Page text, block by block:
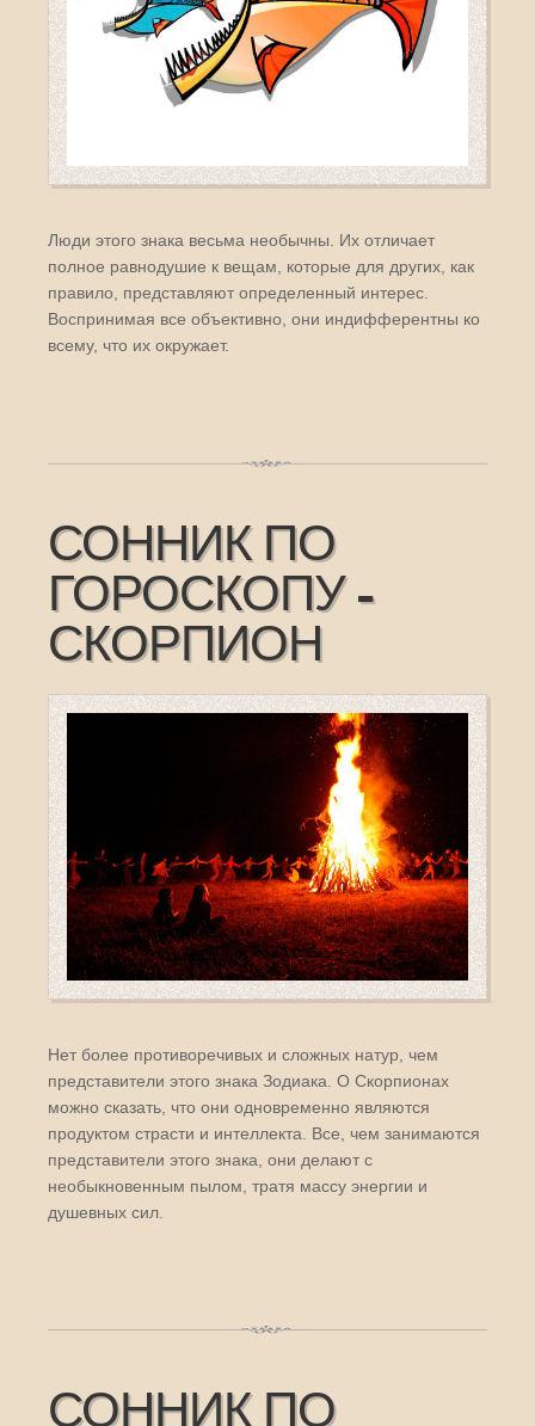
Люди этого знака весьма необычны. Их отличает
полное равнодушие к вещам, которые для других, как
правило, представляют определенный интерес.
Воспринимая все объективно, они индифферентны ко
всему, что их окружает.
СОННИК ПО
ГОРОСКОПУ -
СКОРПИОН
Нет более противоречивых и сложных натур, чем
представители этого знака Зодиака. О Скорпионах
можно сказать, что они одновременно являются
продуктом страсти и интеллекта. Все, чем занимаются
представители этого знака, они делают с
необыкновенным пылом, тратя массу энергии и
душевных сил.
СОННИК ПО